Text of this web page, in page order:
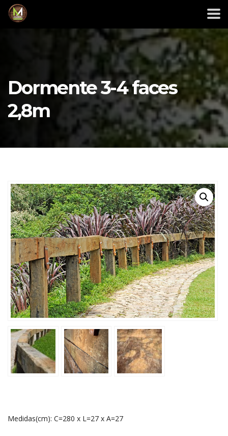
Dormente 3-4 faces
2,8m
Medidas(cm): C=280 x L=27 x A=27